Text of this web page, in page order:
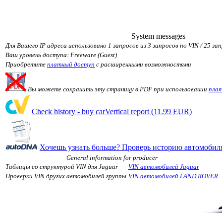
System messages
Для Вашего IP адреса использовано 1 запросов из 3 запросов по VIN / 25
Ваш уровень доступа: Freeware (Guest)
Приобретите платный доступ с расширенными возможностями
Вы можете сохранить эту страницу в PDF при использовании
Check history - buy carVertical report (11.99 EUR)
Хочешь узнать больше? Проверь историю
General information for producer
Таблицы со структурой VIN для Jaguar
VIN автомобилей Jaguar
Проверки VIN других автомобилей группы VIN автомобилей LAND ROVER